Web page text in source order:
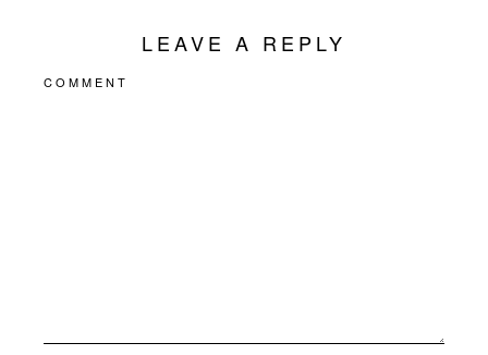
LEAVE A REPLY
COMMENT